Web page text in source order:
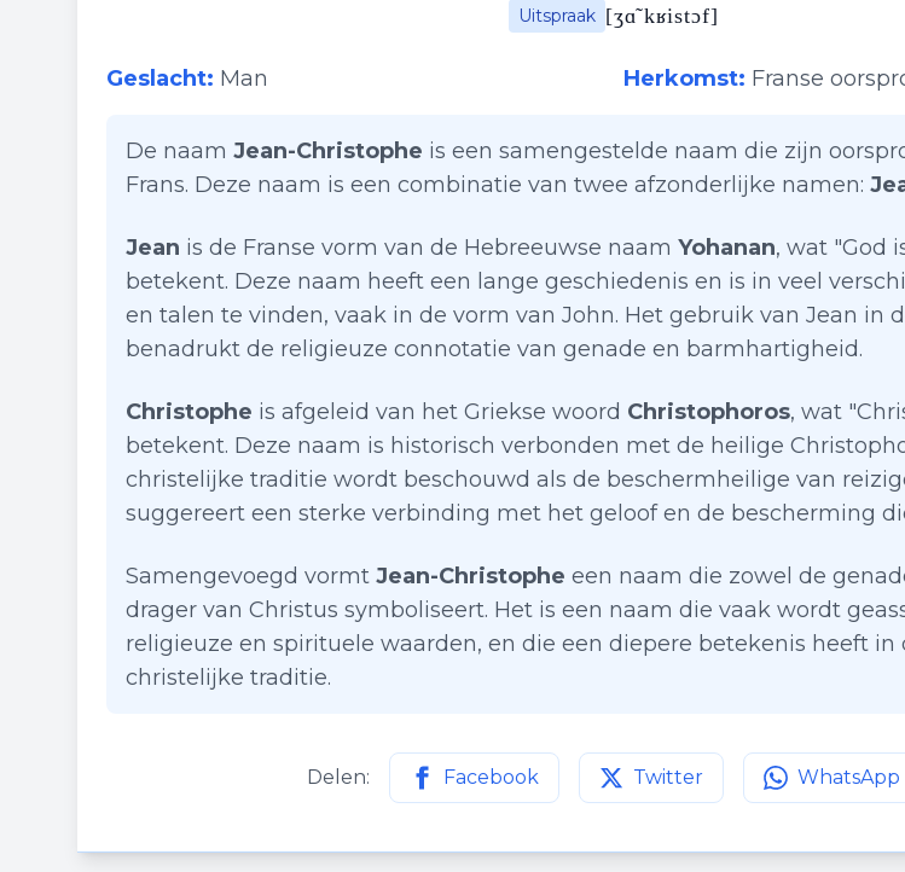
Uitspraak [ʒɑ̃ kʁistɔf]
Geslacht: Man Herkomst: Franse
De naam Jean-Christophe is een samengestelde naam die zijn
Frans. Deze naam is een combinatie van twee afzonderlijke namen:
Jean is de Franse vorm van de Hebreeuwse naam Yohanan, wat "God
betekent. Deze naam heeft een lange geschiedenis en is in veel
en talen te vinden, vaak in de vorm van John. Het gebruik van Jean in
benadrukt de religieuze connotatie van genade en barmhartigheid.
Christophe is afgeleid van het Griekse woord Christophoros, wat
betekent. Deze naam is historisch verbonden met de heilige
christelijke traditie wordt beschouwd als de beschermheilige van
suggereert een sterke verbinding met het geloof en de bescherming
Samengevoegd vormt Jean-Christophe een naam die zowel de
drager van Christus symboliseert. Het is een naam die vaak wordt
religieuze en spirituele waarden, en die een diepere betekenis heeft in
christelijke traditie.
Delen: Facebook
Deel deze pagina op Facebook
Twitter
Deel deze pagina opTwitter
WhatsApp
Deel deze